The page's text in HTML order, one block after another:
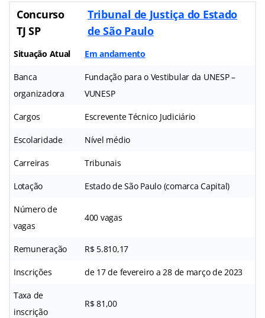
Concurso
TJ SP
Tribunal de Justiça do Estado
de São Paulo
Situação Atual Em andamento
Banca
organizadora
Fundação para o Vestibular da UNESP –
VUNESP
Cargos Escrevente Técnico Judiciário
Escolaridade Nível médio
Carreiras Tribunais
Lotação Estado de São Paulo (comarca Capital)
Número de
vagas
400 vagas
Remuneração R$ 5.810,17
Inscrições de 17 de fevereiro a 28 de março de 2023
Taxa de
inscrição
R$ 81,00